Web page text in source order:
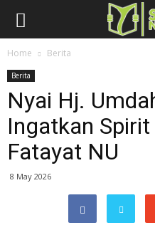
Home Berita
Berita
Nyai Hj.
Ingatkan
Fatayat NU
8 May 2026